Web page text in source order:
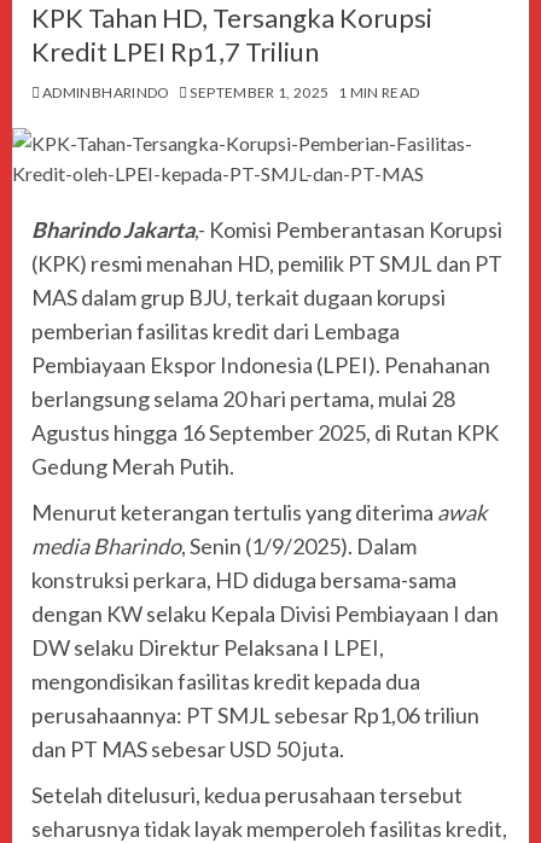
KPK Tahan HD, Tersangka Korupsi
Kredit LPEI Rp1,7 Triliun
ADMINBHARINDO SEPTEMBER 1, 2025 1 MIN READ
Bharindo Jakarta,- Komisi Pemberantasan Korupsi
(KPK) resmi menahan HD, pemilik PT SMJL dan PT
MAS dalam grup BJU, terkait dugaan korupsi
pemberian fasilitas kredit dari Lembaga
Pembiayaan Ekspor Indonesia (LPEI). Penahanan
berlangsung selama 20 hari pertama, mulai 28
Agustus hingga 16 September 2025, di Rutan KPK
Gedung Merah Putih.
Menurut keterangan tertulis yang diterima awak
media Bharindo, Senin (1/9/2025). Dalam
konstruksi perkara, HD diduga bersama-sama
dengan KW selaku Kepala Divisi Pembiayaan I dan
DW selaku Direktur Pelaksana I LPEI,
mengondisikan fasilitas kredit kepada dua
perusahaannya: PT SMJL sebesar Rp1,06 triliun
dan PT MAS sebesar USD 50 juta.
Setelah ditelusuri, kedua perusahaan tersebut
seharusnya tidak layak memperoleh fasilitas kredit,